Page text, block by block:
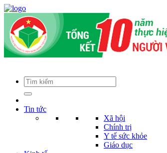
Tin tức
Xã hội
Chính trị
Y tế sức khỏe
Giáo dục